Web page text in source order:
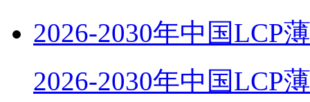
2026-2030年中国LCP
2026-2030年中国LCP